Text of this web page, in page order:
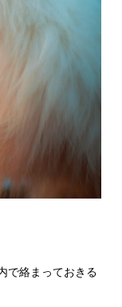
で絡まっておきる